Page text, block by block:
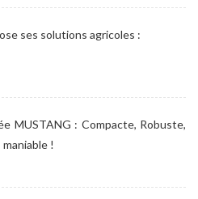
ses solutions agricoles :
MUSTANG : Compacte, Robuste,
!